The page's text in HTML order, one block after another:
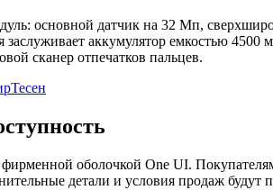
основной датчик на 32 Мп,
аккумулятор емкостью
сканер отпечатков пальцев.
оболочкой One UI.
детали и условия продаж будут